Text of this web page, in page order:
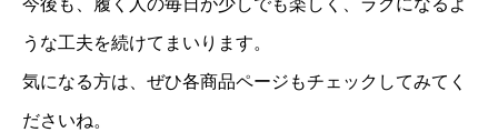
うな工夫を続けてまいります。
気になる方は、ぜひ各商品ページもチェックしてみてく
ださいね。